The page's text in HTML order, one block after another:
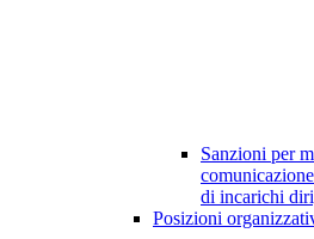
Sanzioni per
di incarichi
Posizioni